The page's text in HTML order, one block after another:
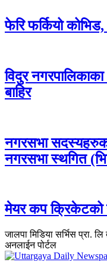
फेरि फर्कियो
विदुर
बाहिर
नगरसभा सदस्यहरुको
नगरसभा स्थगित
मेयर कप क्रिकेटको
जालपा मिडिया सर्भिस प्रा.
अनलाईन पोर्टल